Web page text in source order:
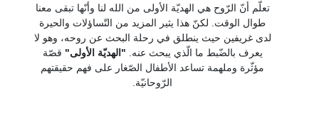
تعلّم أنّ الرّوح هي الهديّة الأولى من الله لنا وأنّها تبقى معنا
طوال الوقت. لكنّ هذا يثير المزيد من التّساؤلات والحيرة
لدى غريفين حيث ينطلق في رحلة البحث عن روحه، وهو لا
يعرف بالضّبط ما الّذي يبحث عنه. "الهديّة الأولى" قصّة
مؤثّرة وملهمة تساعد الأطفال الصّغار على فهم حقيقتهم
الرّوحانيّة.